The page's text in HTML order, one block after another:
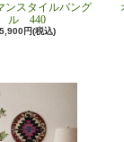
ンスタイルバング
ル 440
5,900円(税込)